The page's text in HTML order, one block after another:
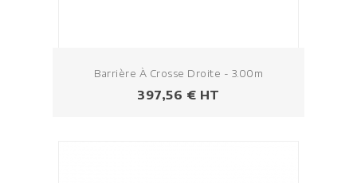
Barrière À Crosse Droite - 3.00m
Prezzo
397,56 € HT